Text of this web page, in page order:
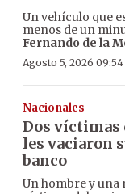
Un vehículo que
menos de un
Fernando de la
Agosto 5, 2026 09:54
Nacionales
Dos víctimas
les vaciaron
banco
Un hombre y